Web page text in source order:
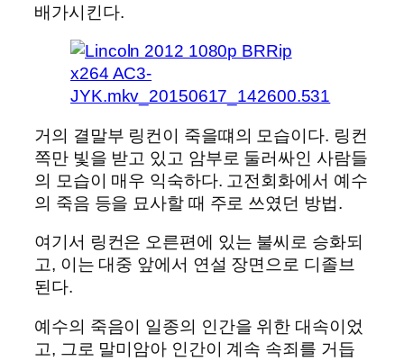
배가시킨다.
거의 결말부 링컨이 죽을떄의 모습이다. 링컨
쪽만 빛을 받고 있고 암부로 둘러싸인 사람들
의 모습이 매우 익숙하다. 고전회화에서 예수
의 죽음 등을 묘사할 때 주로 쓰였던 방법.
여기서 링컨은 오른편에 있는 불씨로 승화되
고, 이는 대중 앞에서 연설 장면으로 디졸브
된다.
예수의 죽음이 일종의 인간을 위한 대속이었
고, 그로 말미암아 인간이 계속 속죄를 거듭